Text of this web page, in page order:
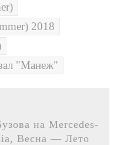
2018
"Манеж"
на Mercedes-
Весна — Лето